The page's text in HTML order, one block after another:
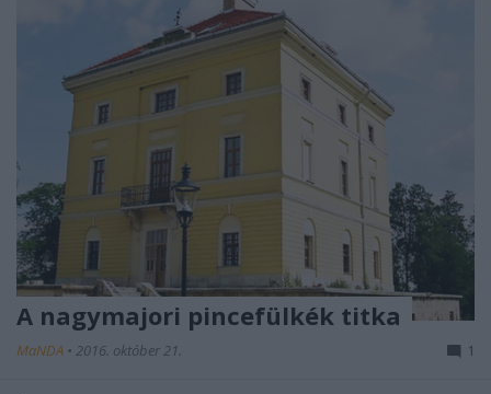
A nagymajori pincefülkék titka
MaNDA • 2016. október 21. 1